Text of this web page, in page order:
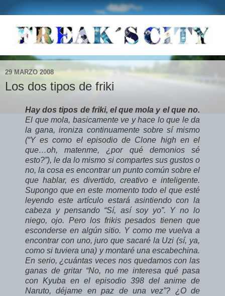
29 MARZO 2008
Los dos tipos de friki
Hay dos tipos de friki, el que mola y el que no.
El que mola, basicamente ve y hace lo que le da
la gana, ironiza continuamente sobre sí mismo
(“Y es como el episodio de Clone high en el
que…oh, matenme, ¿por qué demonios sé
esto?”), le da lo mismo si compartes sus gustos o
no, la cosa es encontrar un punto común sobre el
que hablar, es divertido, creativo e inteligente.
Supongo que en este momento todo el que esté
leyendo este artículo estará asintiendo con la
cabeza y pensando “Sí, así soy yo”. Y no lo
niego, ojo. Pero los frikis pesados tienen que
esconderse en algún sitio. Y como me vuelva a
encontrar con uno, juro que sacaré la Uzi (sí, ya,
como si tuviera una) y montaré una escabechina.
En serio, ¿cuántas veces nos quedamos con las
ganas de gritar “No, no me interesa qué pasa
con Kyuba en el episodio 398 del anime de
Naruto, déjame en paz de una vez”? ¿O de